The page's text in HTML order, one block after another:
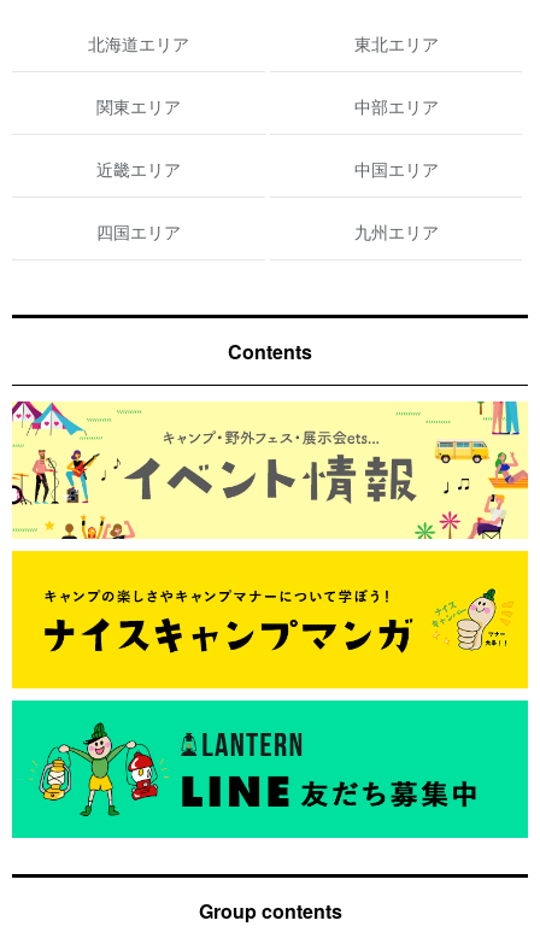
北海道エリア 東北エリア
関東エリア 中部エリア
近畿エリア 中国エリア
四国エリア 九州エリア
Contents
Group contents